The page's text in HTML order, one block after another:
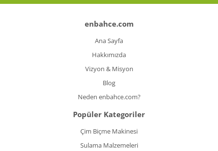
enbahce.com
Ana Sayfa
Hakkımızda
Vizyon & Misyon
Blog
Neden enbahce.com?
Popüler Kategoriler
Çim Biçme Makinesi
Sulama Malzemeleri